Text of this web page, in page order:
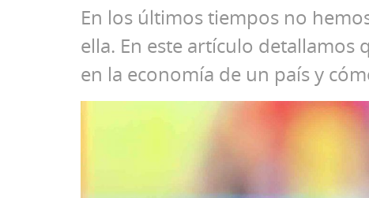
En los últimos tiempos no
ella. En este artículo detallamos
en la economía de un país y